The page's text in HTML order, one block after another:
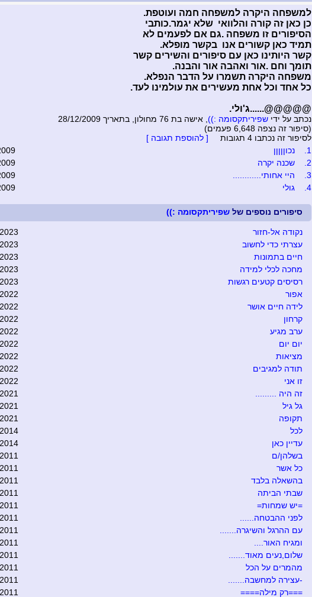
למשפחה היקרה למשפחה חמה ועוטפת.
כן כאן זה קורה והלוואי שלא יגמר.כותבי
הסיפורים זו משפחה .גם אם לפעמים לא
תמיד כאן קשורים אנו בקשר מופלא.
קשר היותינו כאן עם סיפורים והשירים קשר
תומך וחם .אור ואהבה אור והבנה.
משפחה היקרה תשמרו על הדבר הנפלא.
כל אחד וכל אחת מעשירים את עולמינו לעד.
@@@@@......ג'ולי.
נכתב על ידי שפיריתקסומה :)) , אישה בת 76 מחולון, בתאריך 28/12/2009
(סיפור זה נצפה 6,648 פעמים)
לסיפור זה נכתבו 4 תגובות
[ להוספת תגובה ]
1.
נכוןןןןן
2.
שכנה יקרה
3.
היי אחותי............
4.
גולי
סיפורים נוספים של שפיריתקסומה :))
נקודה אל-חזור
עצרתי כדי לחשוב
חיים בתמונות
מחכה לכלי למידה
רסיסים קטעים רגשות
אפור
לידה חיים אושר
קרחון
ערב מגיע
יום יום
מציאות
תודה למגיבים
זו אני
זה היה .........
גל גיל
תקופה
לכל
עדיין כאן
בשלהן/ם
כל אשר
בהשאלה בלבד
שבתי הביתה
=יש שמחות=
לפני ההבטחה......
עם ההרגל והשיגרה.......
ומגיח האור....
שלום,נעים מאוד.......
מהמרים על הכל
-עצירה למחשבה.......
===רק מילה====